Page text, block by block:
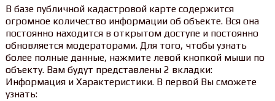
В базе публичной кадастровой карте содержится
огромное количество информации об объекте. Вся она
постоянно находится в открытом доступе и постоянно
обновляется модераторами. Для того, чтобы узнать
более полные данные, нажмите левой кнопкой мыши по
объекту. Вам будут представлены 2 вкладки:
Информация и Характеристики. В первой Вы сможете
узнать: